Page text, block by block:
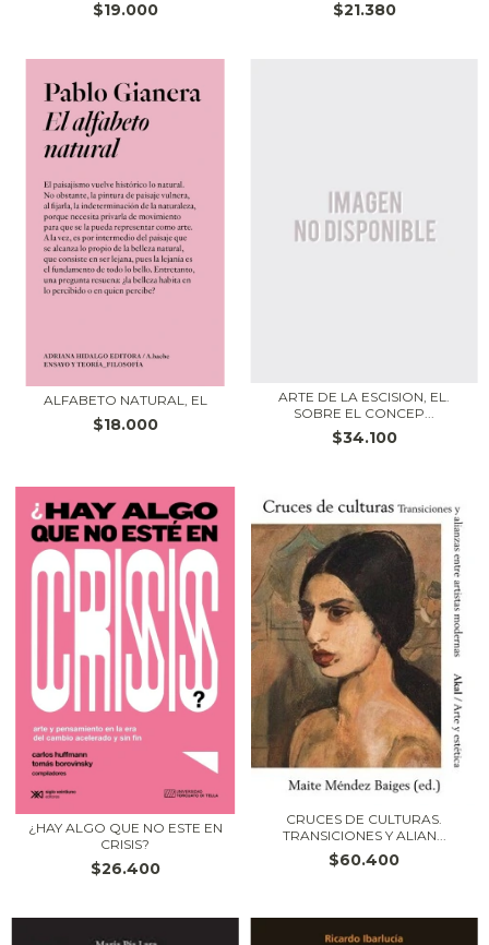
$19.000 $21.380
ALFABETO NATURAL, EL
$18.000
ARTE DE LA ESCISION, EL.
SOBRE EL CONCEP...
$34.100
¿HAY ALGO QUE NO ESTE EN
CRISIS?
$26.400
CRUCES DE CULTURAS.
TRANSICIONES Y ALIAN...
$60.400